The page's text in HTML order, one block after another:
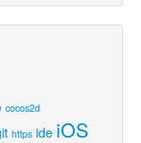
cocos2d
https ide iOS